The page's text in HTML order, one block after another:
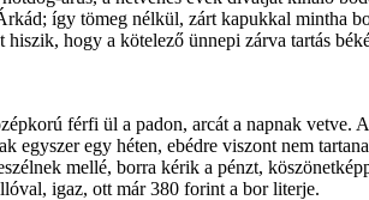
így tömeg nélkül, zárt kapukkal mintha
hogy a kötelező ünnepi zárva tartás
férfi ül a padon, arcát a napnak
egyszer egy héten, ebédre viszont nem
mellé, borra kérik a pénzt,
igaz, ott már 380 forint a bor literje.